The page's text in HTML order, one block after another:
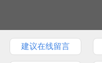
建议在线留言